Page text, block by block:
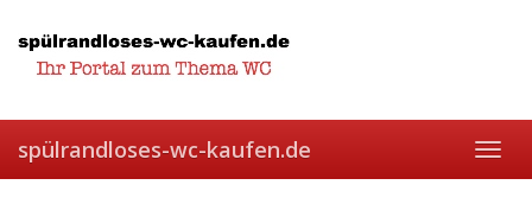
main
content
spülrandloses-wc-kaufen.de